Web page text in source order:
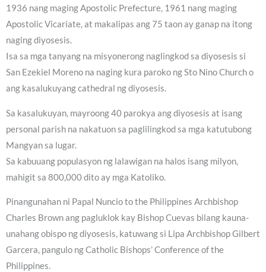
1936 nang maging Apostolic Prefecture, 1961 nang maging
Apostolic Vicariate, at makalipas ang 75 taon ay ganap na itong
naging diyosesis.
Isa sa mga tanyang na misyonerong naglingkod sa diyosesis si
San Ezekiel Moreno na naging kura paroko ng Sto Nino Church o
ang kasalukuyang cathedral ng diyosesis.
Sa kasalukuyan, mayroong 40 parokya ang diyosesis at isang
personal parish na nakatuon sa paglilingkod sa mga katutubong
Mangyan sa lugar.
Sa kabuuang populasyon ng lalawigan na halos isang milyon,
mahigit sa 800,000 dito ay mga Katoliko.
Pinangunahan ni Papal Nuncio to the Philippines Archbishop
Charles Brown ang pagluklok kay Bishop Cuevas bilang kauna-
unahang obispo ng diyosesis, katuwang si Lipa Archbishop Gilbert
Garcera, pangulo ng Catholic Bishops’ Conference of the
Philippines.